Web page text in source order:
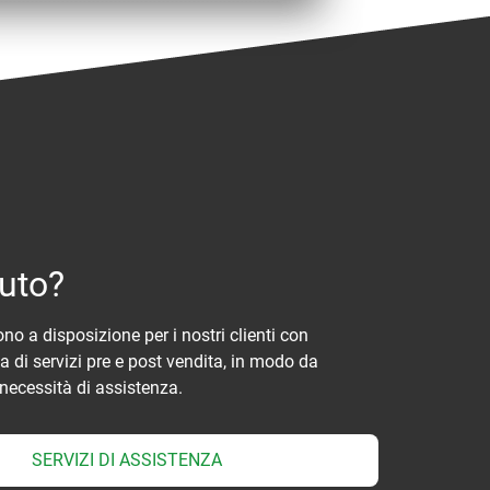
a disposizione per i nostri clienti con
di servizi pre e post vendita, in modo da
di assistenza.
SERVIZI DI ASSISTENZA